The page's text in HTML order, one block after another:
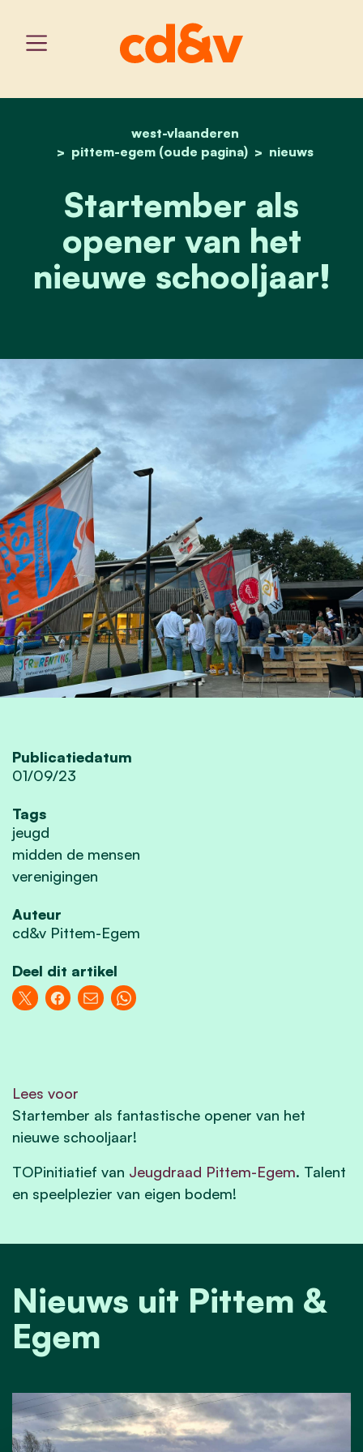
home
west-vlaanderen
pittem-egem (oude pagina)
nieuws
startember als opener
Startember als
opener van het
nieuwe schooljaar!
Publicatiedatum
01/09/23
Tags
jeugd
midden de mensen
verenigingen
Auteur
cd&v Pittem-Egem
Deel dit artikel
Lees voor
Startember als fantastische opener van het
nieuwe schooljaar!
TOPinitiatief van Jeugdraad Pittem-Egem. Talent
en speelplezier van eigen bodem!
Nieuws uit Pittem &
Egem